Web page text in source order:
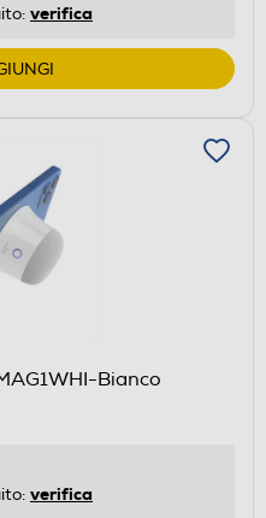
verifica
Bianco
verifica